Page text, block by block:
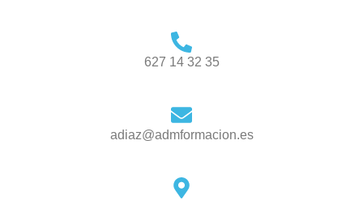
627 14 32 35
adiaz@admformacion.es